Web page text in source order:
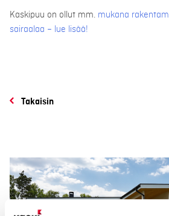
Kaskipuu on ollut mm. mukana
sairaalaa – lue lisää!
Takaisin